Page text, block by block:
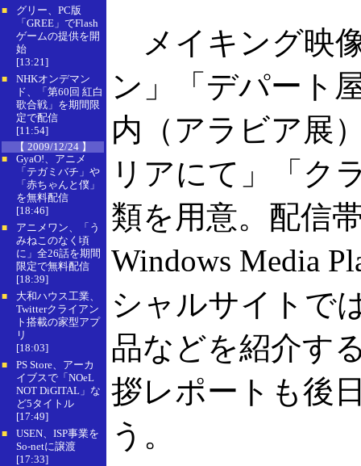
■
グリー、PC版
「GREE」でFlash
ゲームの提供を開
始
[13:21]
■
NHKオンデマン
ド、「第60回 紅白
歌合戦」を期間限
定で配信
[11:54]
【 2009/12/24 】
■
GyaO!、アニメ
「テガミバチ」や
「赤ちゃんと僕」
を無料配信
[18:46]
■
アニメワン、「う
みねこのなく頃
に」全26話を期間
限定で無料配信
[18:39]
■
大和ハウス工業、
Twitterクライアン
ト搭載の家型アプ
リ
[18:03]
■
PS Store、アーカ
イブスで「NOeL
NOT DiGITAL」な
ど5タイトル
[17:49]
■
USEN、ISP事業を
So-netに譲渡
[17:33]
メイキング映
ン」「デパート
内（アラビア展
リアにて」「ク
類を用意。配信
Windows Media
シャルサイトで
品などを紹介す
拶レポートも後
う。